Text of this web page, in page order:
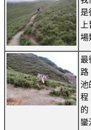
是
場
最
路
池
程
的
鑾